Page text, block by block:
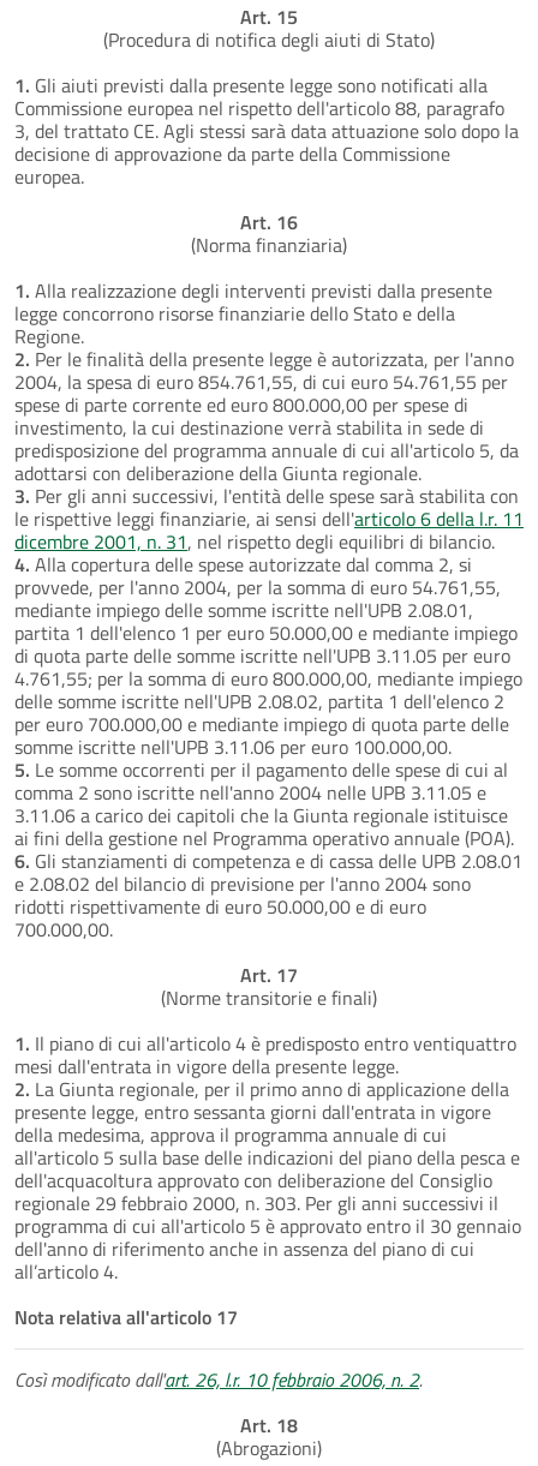
Art. 15
(Procedura di notifica degli aiuti di Stato)
1. Gli aiuti previsti dalla presente legge sono notificati alla
Commissione europea nel rispetto dell'articolo 88, paragrafo
3, del trattato CE. Agli stessi sarà data attuazione solo dopo la
decisione di approvazione da parte della Commissione
europea.
Art. 16
(Norma finanziaria)
1. Alla realizzazione degli interventi previsti dalla presente
legge concorrono risorse finanziarie dello Stato e della
Regione.
2. Per le finalità della presente legge è autorizzata, per l'anno
2004, la spesa di euro 854.761,55, di cui euro 54.761,55 per
spese di parte corrente ed euro 800.000,00 per spese di
investimento, la cui destinazione verrà stabilita in sede di
predisposizione del programma annuale di cui all'articolo 5, da
adottarsi con deliberazione della Giunta regionale.
3. Per gli anni successivi, l'entità delle spese sarà stabilita con
le rispettive leggi finanziarie, ai sensi dell'articolo 6 della l.r. 11
dicembre 2001, n. 31, nel rispetto degli equilibri di bilancio.
4. Alla copertura delle spese autorizzate dal comma 2, si
provvede, per l'anno 2004, per la somma di euro 54.761,55,
mediante impiego delle somme iscritte nell'UPB 2.08.01,
partita 1 dell'elenco 1 per euro 50.000,00 e mediante impiego
di quota parte delle somme iscritte nell'UPB 3.11.05 per euro
4.761,55; per la somma di euro 800.000,00, mediante impiego
delle somme iscritte nell'UPB 2.08.02, partita 1 dell'elenco 2
per euro 700.000,00 e mediante impiego di quota parte delle
somme iscritte nell'UPB 3.11.06 per euro 100.000,00.
5. Le somme occorrenti per il pagamento delle spese di cui al
comma 2 sono iscritte nell'anno 2004 nelle UPB 3.11.05 e
3.11.06 a carico dei capitoli che la Giunta regionale istituisce
ai fini della gestione nel Programma operativo annuale (POA).
6. Gli stanziamenti di competenza e di cassa delle UPB 2.08.01
e 2.08.02 del bilancio di previsione per l'anno 2004 sono
ridotti rispettivamente di euro 50.000,00 e di euro
700.000,00.
Art. 17
(Norme transitorie e finali)
1. Il piano di cui all'articolo 4 è predisposto entro ventiquattro
mesi dall'entrata in vigore della presente legge.
2. La Giunta regionale, per il primo anno di applicazione della
presente legge, entro sessanta giorni dall'entrata in vigore
della medesima, approva il programma annuale di cui
all'articolo 5 sulla base delle indicazioni del piano della pesca e
dell'acquacoltura approvato con deliberazione del Consiglio
regionale 29 febbraio 2000, n. 303. Per gli anni successivi il
programma di cui all'articolo 5 è approvato entro il 30 gennaio
dell'anno di riferimento anche in assenza del piano di cui
all’articolo 4.
Nota relativa all'articolo 17
Così modificato dall'art. 26, l.r. 10 febbraio 2006, n. 2.
Art. 18
(Abrogazioni)